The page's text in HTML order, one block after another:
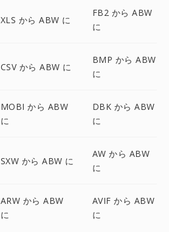
XLS から ABW に
FB2 から ABW
に
CSV から ABW に
BMP から ABW
に
MOBI から ABW
に
DBK から ABW
に
SXW から ABW に
AW から ABW
に
ARW から ABW
に
AVIF から ABW
に